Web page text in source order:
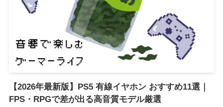
【2026年最新版】PS5 有線イヤホン おすすめ11選｜
FPS・RPGで差が出る高音質モデル厳選